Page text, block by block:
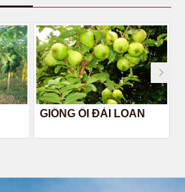
GIỐNG ỔI ĐÀI LOAN